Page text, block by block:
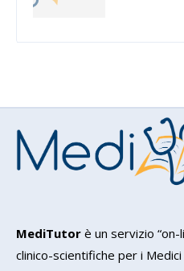
MediTutor è un servizio
clinico-scientifiche per i